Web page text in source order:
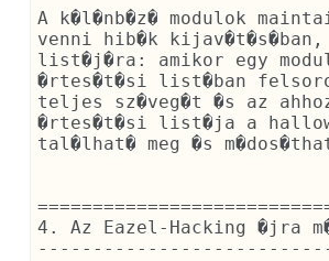
A k�l�nb�z� modulok
venni hib�k
list�j�ra: amikor egy
�rtes�t�si list�ban
teljes sz�veg�t �s az
�rtes�t�si list�ja a
tal�lhat� meg �s
4. Az Eazel-Hacking �jra